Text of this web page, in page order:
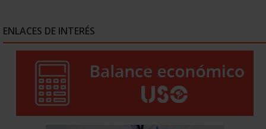
ENLACES DE INTERÉS